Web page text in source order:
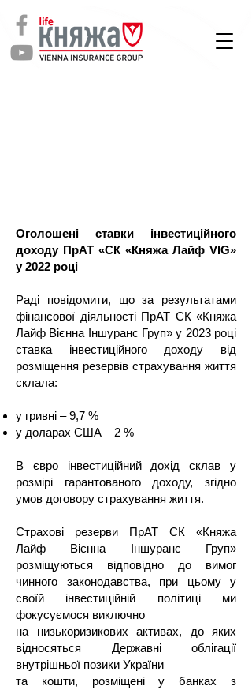
Оголошені ставки інвестиційного
доходу ПрАТ «СК «Княжа Лайф VIG»
у 2022 році
Раді повідомити, що за результатами
фінансової діяльності ПрАТ СК «Княжа
Лайф Вієнна Іншуранс Груп» у 2023 році
ставка інвестиційного доходу від
розміщення резервів страхування життя
склала:
у гривні – 9,7 %
у доларах США – 2 %
В євро інвестиційний дохід склав у
розмірі гарантованого доходу, згідно
умов договору страхування життя.
Страхові резерви ПрАТ СК «Княжа
Лайф Вієнна Іншуранс Груп»
розміщуються відповідно до вимог
чинного законодавства, при цьому у
своїй інвестиційній політиці ми
фокусуємося виключно
на низькоризикових активах, до яких
відносяться Державні облігації
внутрішньої позики України
та кошти, розміщені у банках з